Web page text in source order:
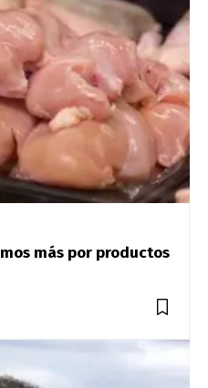
más por productos